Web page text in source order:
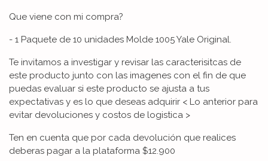
Que viene con mi compra?
- 1 Paquete de 10 unidades Molde 1005 Yale Original.
Te invitamos a investigar y revisar las caracterisitcas de
este producto junto con las imagenes con el fin de que
puedas evaluar si este producto se ajusta a tus
expectativas y es lo que deseas adquirir < Lo anterior para
evitar devoluciones y costos de logistica >
Ten en cuenta que por cada devolución que realices
deberas pagar a la plataforma $12.900